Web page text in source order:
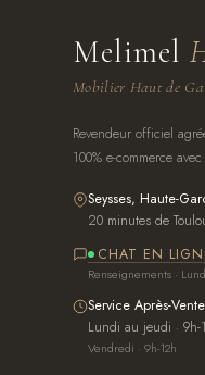
Melimel
Mobilier Haut de
Revendeur officiel
100% e-commerce
Seysses, Haute-
20 minutes de
CHAT EN
Renseignements ·
Service Après-Vente
Lundi au jeudi ·
Vendredi · 9h-12h